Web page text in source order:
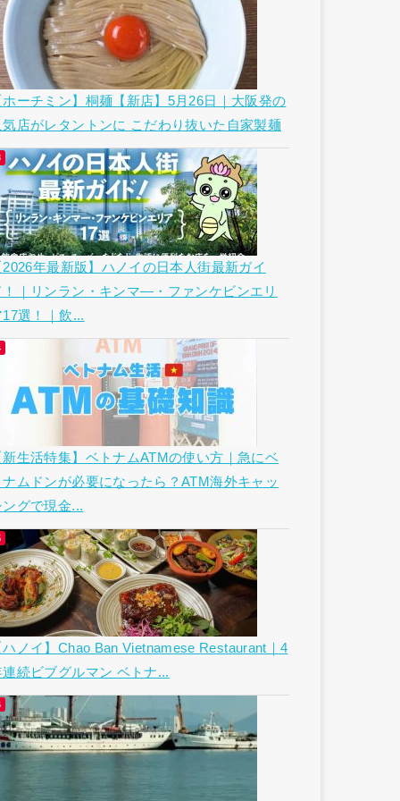
ホーチミン】桐麺【新店】5月26日｜大阪発の
気店がレタントンに こだわり抜いた自家製麺
2026年最新版】ハノイの日本人街最新ガイ
！｜リンラン・キンマ―・ファンケビンエリ
17選！｜飲...
新生活特集】ベトナムATMの使い方｜急にベ
ナムドンが必要になったら？ATM海外キャッ
ングで現金...
ハノイ】Chao Ban Vietnamese Restaurant｜4
連続ビブグルマン ベトナ...